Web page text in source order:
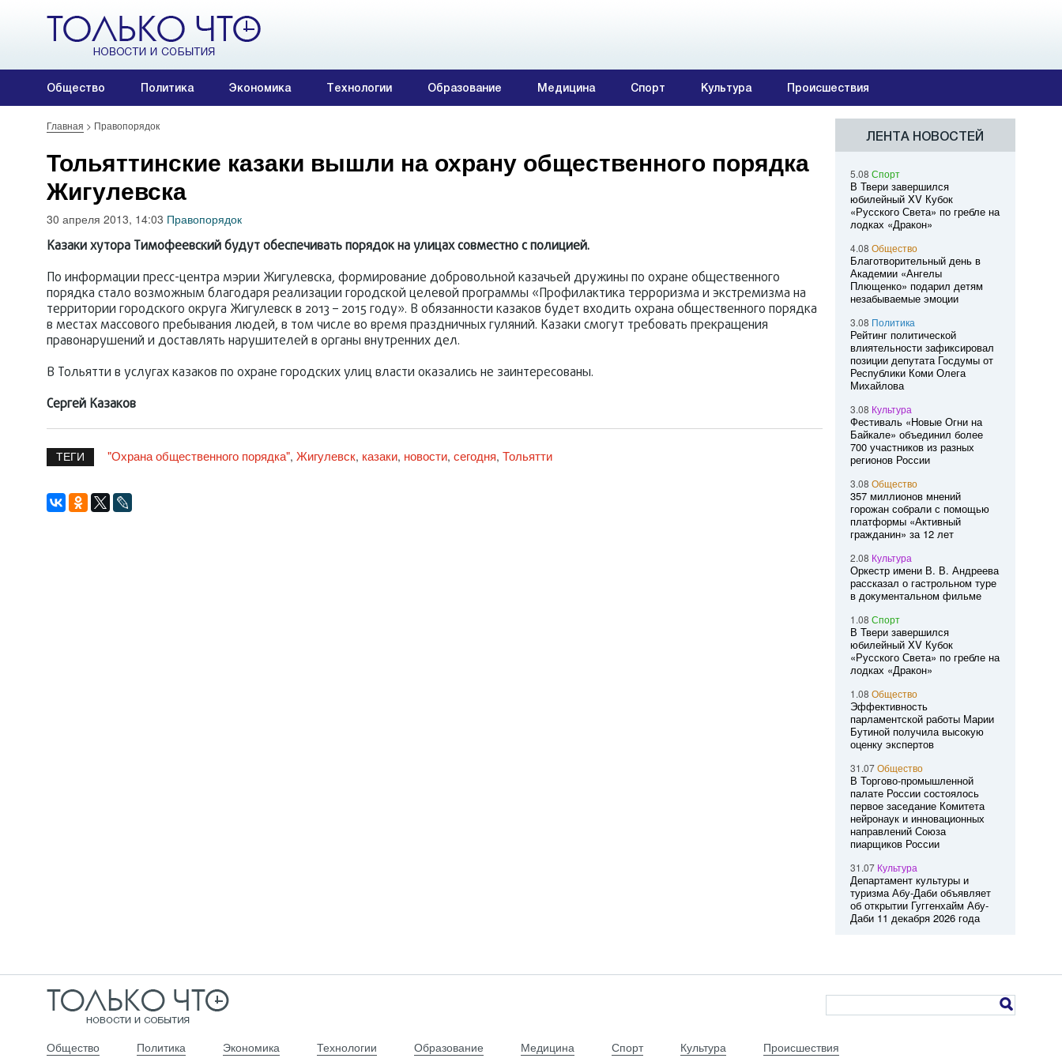
Общество Политика Экономика Технологии Образование Медицина Спорт Культура Происшествия
Главная > Правопорядок
Тольяттинские казаки вышли на охрану общественного порядка
Жигулевска
30 апреля 2013, 14:03 Правопорядок
Казаки хутора Тимофеевский будут обеспечивать порядок на улицах совместно с полицией.
По информации пресс-центра мэрии Жигулевска, формирование добровольной казачьей дружины по охране общественного
порядка стало возможным благодаря реализации городской целевой программы «Профилактика терроризма и экстремизма на
территории городского округа Жигулевск в 2013 – 2015 году». В обязанности казаков будет входить охрана общественного порядка
в местах массового пребывания людей, в том числе во время праздничных гуляний. Казаки смогут требовать прекращения
правонарушений и доставлять нарушителей в органы внутренних дел.
В Тольятти в услугах казаков по охране городских улиц власти оказались не заинтересованы.
Сергей Казаков
ТЕГИ "Охрана общественного порядка", Жигулевск, казаки, новости, сегодня, Тольятти
ЛЕНТА НОВОСТЕЙ
5.08 Спорт
В Твери завершился
юбилейный XV Кубок
«Русского Света» по гребле на
лодках «Дракон»
4.08 Общество
Благотворительный день в
Академии «Ангелы
Плющенко» подарил детям
незабываемые эмоции
3.08 Политика
Рейтинг политической
влиятельности зафиксировал
позиции депутата Госдумы от
Республики Коми Олега
Михайлова
3.08 Культура
Фестиваль «Новые Огни на
Байкале» объединил более
700 участников из разных
регионов России
3.08 Общество
357 миллионов мнений
горожан собрали с помощью
платформы «Активный
гражданин» за 12 лет
2.08 Культура
Оркестр имени В. В. Андреева
рассказал о гастрольном туре
в документальном фильме
1.08 Спорт
В Твери завершился
юбилейный XV Кубок
«Русского Света» по гребле на
лодках «Дракон»
1.08 Общество
Эффективность
парламентской работы Марии
Бутиной получила высокую
оценку экспертов
31.07Общество
В Торгово-промышленной
палате России состоялось
первое заседание Комитета
нейронаук и инновационных
направлений Союза
пиарщиков России
31.07 Культура
Департамент культуры и
туризма Абу-Даби объявляет
об открытии Гуггенхайм Абу-
Даби 11 декабря 2026 года
Общество Политика Экономика Технологии Образование Медицина Спорт Культура Происшествия